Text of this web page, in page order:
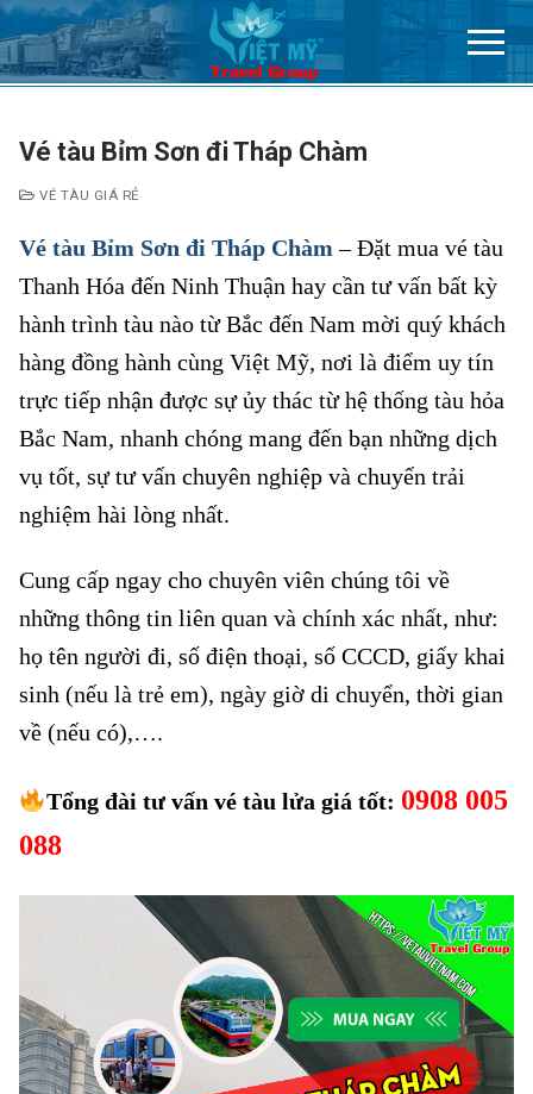
Chuyển
đến
nội
Vé tàu Bỉm Sơn đi Tháp Chàm
VÉ TÀU GIÁ RẺ
Vé tàu Bỉm Sơn đi Tháp Chàm – Đặt mua vé tàu
Thanh Hóa đến Ninh Thuận hay cần tư vấn bất kỳ
hành trình tàu nào từ Bắc đến Nam mời quý khách
hàng đồng hành cùng Việt Mỹ, nơi là điểm uy tín
trực tiếp nhận được sự ủy thác từ hệ thống tàu hỏa
Bắc Nam, nhanh chóng mang đến bạn những dịch
vụ tốt, sự tư vấn chuyên nghiệp và chuyến trải
nghiệm hài lòng nhất.
Cung cấp ngay cho chuyên viên chúng tôi về
những thông tin liên quan và chính xác nhất, như:
họ tên người đi, số điện thoại, số CCCD, giấy khai
sinh (nếu là trẻ em), ngày giờ di chuyển, thời gian
về (nếu có),….
Tổng đài tư vấn vé tàu lửa giá tốt: 0908 005
088